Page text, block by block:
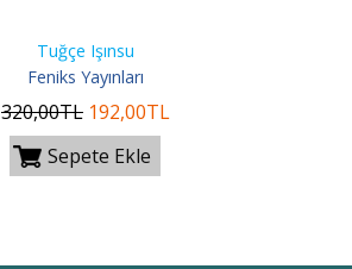
Tuğçe Işınsu
Feniks Yayınları
320,00TL 192,00TL
Sepete Ekle